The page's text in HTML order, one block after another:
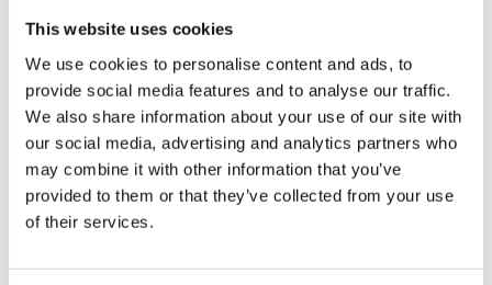
This website uses cookies
We use cookies to personalise content and ads, to
provide social media features and to analyse our traffic.
We also share information about your use of our site with
our social media, advertising and analytics partners who
may combine it with other information that you’ve
provided to them or that they’ve collected from your use
of their services.
Ihrer Anfrage senden wir Ihnen per E-Mail
eine detaillierte Beratung. Diese enthält
eine Produktbeschreibung, den Preis pro
Stück, die Lieferzeit und weitere relevante
Details.
Technische Zeichnung:
Im nächsten
Schritt erstellen wir eine detaillierte